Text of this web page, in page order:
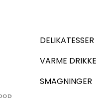
DELIKATESSER
VARME DRIKKE
SMAGNINGER